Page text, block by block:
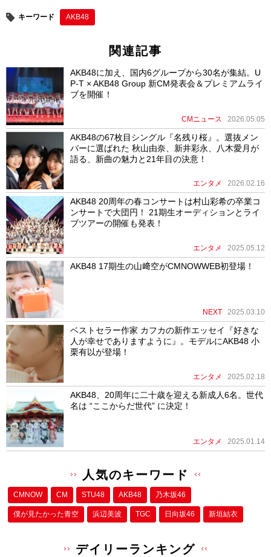
キーワード AKB48
関連記事
AKB48に加え、国内6グループから30名が集結。U
P-T × AKB48 Group 新CM発表会＆プレミアムライ
ブを開催！
CMニュース 2026.05.05
AKB48の67枚目シングル『名残り桜』。選抜メン
バーに選ばれた 秋山由奈、新井彩永、八木愛月が
語る、新曲の魅力と21年目の決意！
エンタメ 2026.02.16
AKB48 20周年の春コンサートは村山彩希の卒業コ
ンサートで大団円！ 21期生オーディションとライ
ブツアーの開催も発表！
エンタメ 2025.05.12
AKB48 17期生の山﨑空がCMNOWWEB初登場！
NEXT 2025.03.10
ベストセラー作家 カフカの新作エッセイ『好きな
人が幸せでありますように』。モデルにAKB48 小
栗有以が登場！
エンタメ 2025.02.18
AKB48、20周年に二十歳を迎える新成人6名。世代
名は “ここからだ世代” に決定！
エンタメ 2025.01.14
人気のキーワード
CMNOW CM STU48 AKB48 乃木坂46
僕が⾒たかった⻘空 浜辺美波 TGC 日向坂46 新垣結衣
デイリーランキング